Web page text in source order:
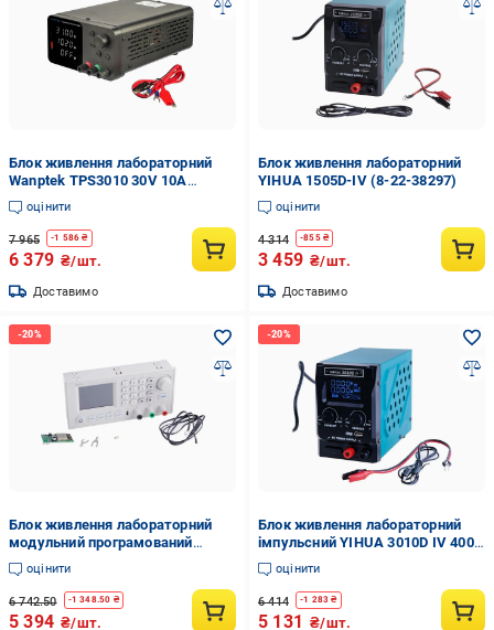
Блок живлення лабораторний
Wanptek TPS3010 30V 10A
імпульсний з цифровою
індикацією V/A/W USB A/Type-C
(8-22-53170)
оцінити
7 965 -1 586 ₴
6 379 ₴/шт.
Доставимо
Блок живлення лабораторний
YIHUA 1505D-IV (8-22-38297)
оцінити
4 314 -855₴
3 459 ₴/шт.
Доставимо
Блок живлення лабораторний
модульний програмований
RIDEN RD6006W Wi-Fi 360 Вт/0-60
В 6А Білий (168-31-182-246)
оцінити
6 742.50 -1 348.50 ₴
5 394 ₴/шт.
Блок живлення лабораторний
імпульсний YIHUA 3010D IV 400
Вт/30 В/10А з QC3.0 Блакитний
(168-31-199-019)
оцінити
6 414 -1 283 ₴
5 131 ₴/шт.